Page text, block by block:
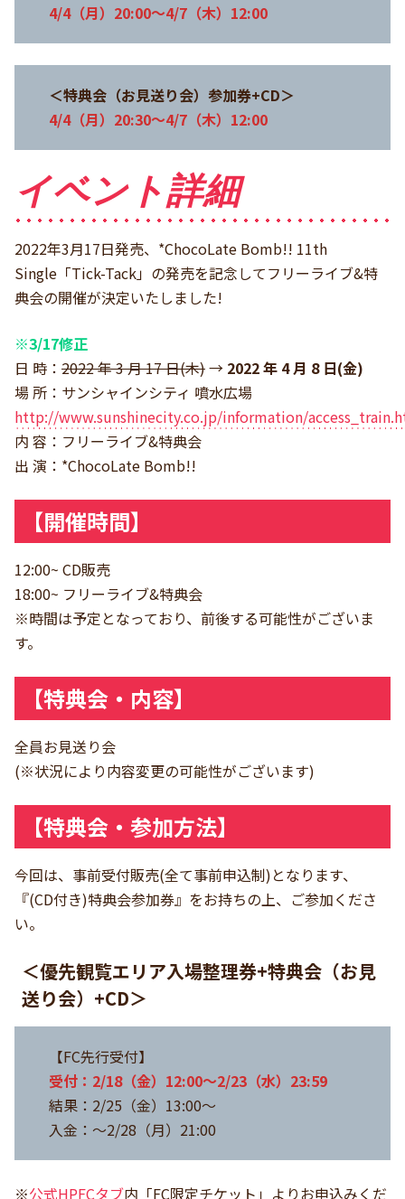
4/4（月）20:00～4/7（木）12:00
＜特典会（お見送り会）参加券+CD＞
4/4（月）20:30～4/7（木）12:00
イベント詳細
2022年3月17日発売、*ChocoLate Bomb!! 11th
Single「Tick-Tack」の発売を記念してフリーライブ&特
典会の開催が決定いたしました!
※3/17修正
日 時： 2022 年 3 月 17 日(木)→ 2022 年 4 月 8 日(金)
場 所：サンシャインシティ 噴水広場
http://www.sunshinecity.co.jp/information/
内 容：フリーライブ&特典会
出 演：*ChocoLate Bomb!!
【開催時間】
12:00~ CD販売
18:00~ フリーライブ&特典会
※時間は予定となっており、前後する可能性がございま
す。
【特典会・内容】
全員お見送り会
(※状況により内容変更の可能性がございます)
【特典会・参加方法】
今回は、事前受付販売(全て事前申込制)となります、
『(CD付き)特典会参加券』をお持ちの上、ご参加くださ
い。
＜優先観覧エリア入場整理券+特典会（お見
送り会）+CD＞
【FC先行受付】
受付：2/18（金）12:00～2/23（水）23:59
結果：2/25（金）13:00～
入金：～2/28（月）21:00
※公式HPFCタブ内「FC限定チケット」よりお申込みくだ